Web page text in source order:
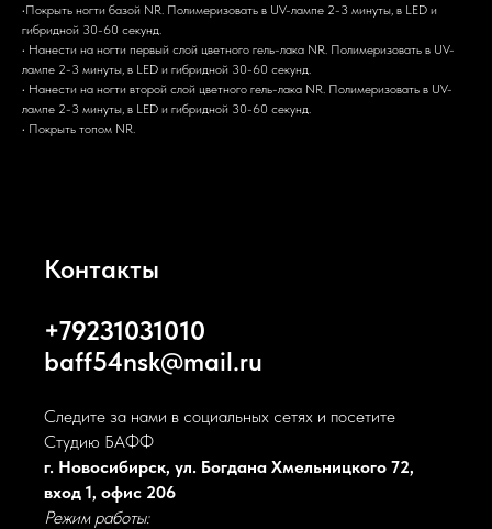
•Покрыть ногти базой NR. Полимеризовать в UV-лампе 2-3 минуты, в LED и
гибридной 30-60 секунд.
• Нанести на ногти первый слой цветного гель-лака NR. Полимеризовать в UV-
лампе 2-3 минуты, в LED и гибридной 30-60 секунд.
• Нанести на ногти второй слой цветного гель-лака NR. Полимеризовать в UV-
лампе 2-3 минуты, в LED и гибридной 30-60 секунд.
• Покрыть топом NR.
Контакты
+79231031010
baff54nsk@mail.ru
Следите за нами в социальных сетях и посетите
Студию БАФФ
г. Новосибирск, ул. Богдана Хмельницкого 72,
вход 1, офис 206
Режим работы: